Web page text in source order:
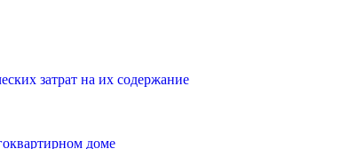
затрат на их содержание
доме